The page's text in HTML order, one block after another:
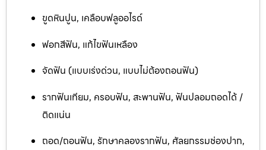
ขูดหินปูน, เคลือบฟลูออไรด์
ฟอกสีฟัน, แก้ไขฟันเหลือง
จัดฟัน (แบบเร่งด่วน, แบบไม่ต้องถอนฟัน)
รากฟันเทียม, ครอบฟัน, สะพานฟัน, ฟันปลอมถอดได้ /
ติดแน่น
ถอด/ถอนฟัน, รักษาคลองรากฟัน, ศัลยกรรมช่องปาก,